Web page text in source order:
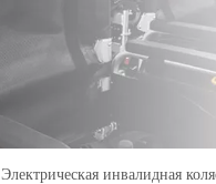
Электрическая инвалидная